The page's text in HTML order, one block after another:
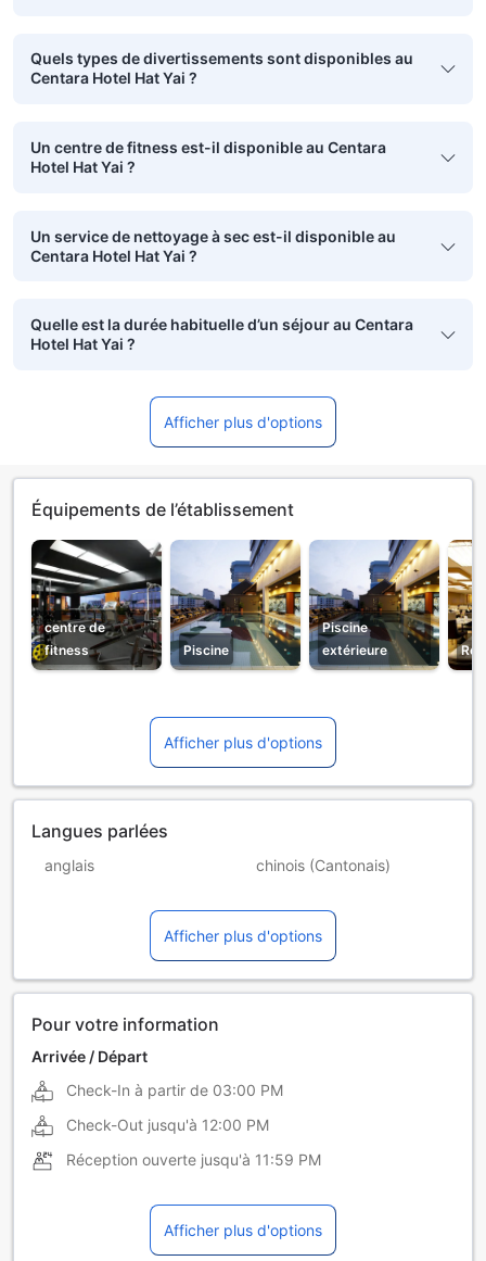
Quels types de divertissements sont disponibles au
Centara Hotel Hat Yai ?
Un centre de fitness est-il disponible au Centara
Hotel Hat Yai ?
Un service de nettoyage à sec est-il disponible au
Centara Hotel Hat Yai ?
Quelle est la durée habituelle d’un séjour au Centara
Hotel Hat Yai ?
Afficher plus d'options
Équipements de l’établissement
centre de
fitness
Piscine
Piscine
extérieure
Afficher plus d'options
Langues parlées
anglais chinois (Cantonais)
Afficher plus d'options
Pour votre information
Arrivée / Départ
Check-In à partir de 03:00 PM
Check-Out jusqu'à 12:00 PM
Réception ouverte jusqu'à 11:59 PM
Afficher plus d'options